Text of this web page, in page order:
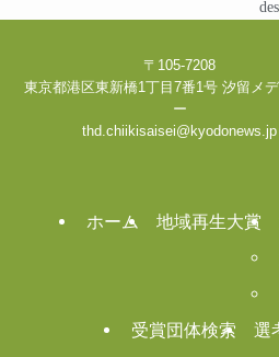
〒105-7208
東京都港区東新橋1丁目7番1号 汐留メ
ー
thd.chiikisaisei@kyodonews.jp
ホーム 地域再生大賞
受賞団体検索
選